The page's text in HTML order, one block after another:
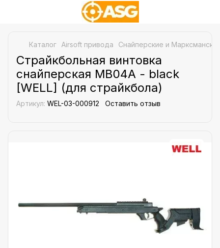
Каталог Airsoft привода Снайперские и
Страйкбольная винтовка
снайперская MB04A - black
[WELL] (для страйкбола)
Артикул: WEL-03-000912 Оставить отзыв